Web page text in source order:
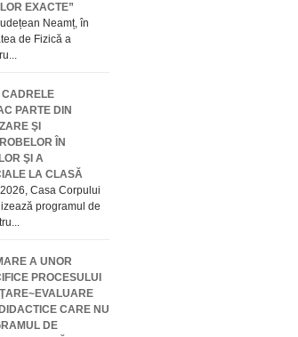
EXACTE”
Neamț, în
de Fizică a
CADRELE
PARTE DIN
ŞI
ÎN
ŞI A
LA CLASĂ
Casa Corpului
programul de
A UNOR
PROCESULUI
CARE NU
DE